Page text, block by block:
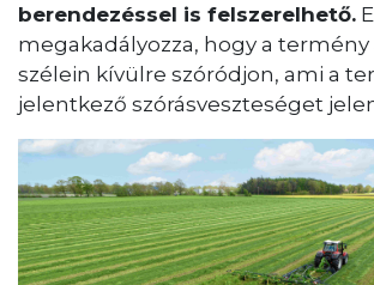
berendezéssel is felszerelhető.
megakadályozza, hogy a termény
szélein kívülre szóródjon, ami a
jelentkező szórásveszteséget